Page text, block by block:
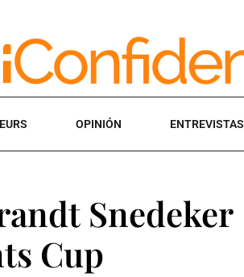
OPINIÓN ENTREVISTAS
Snedeker
Cup